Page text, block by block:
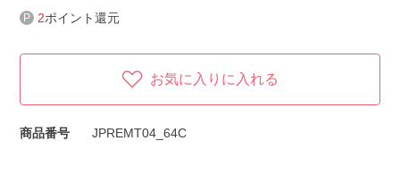
2ポイント還元
お気に入りに入れる
商品番号 JPREMT04_64C